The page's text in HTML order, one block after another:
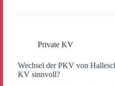
Private KV
Wechsel der PKV von
KV sinnvoll?